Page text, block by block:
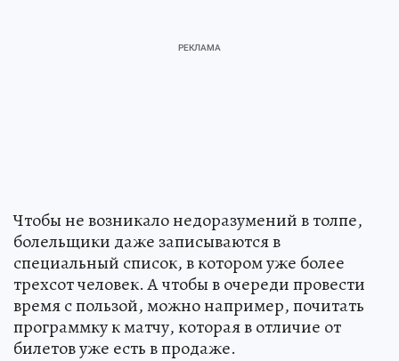
Чтобы не возникало недоразумений в толпе,
болельщики даже записываются в
специальный список, в котором уже более
трехсот человек. А чтобы в очереди провести
время с пользой, можно например, почитать
программку к матчу, которая в отличие от
билетов уже есть в продаже.